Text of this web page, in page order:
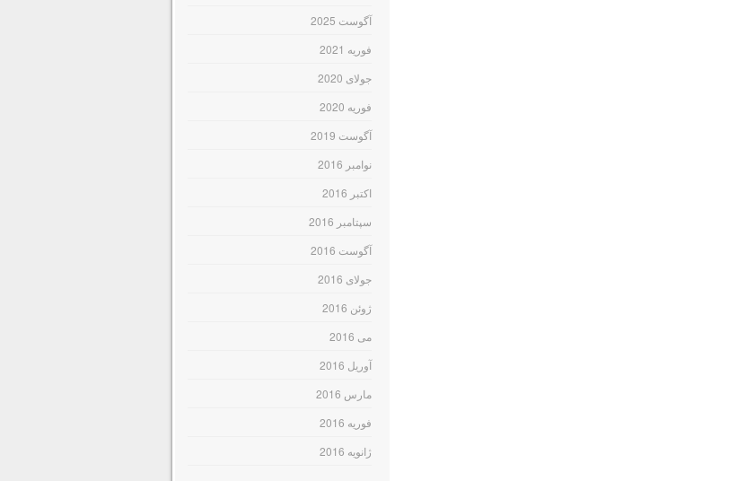
آگوست 2025
فوریه 2021
جولای 2020
فوریه 2020
آگوست 2019
نوامبر 2016
اکتبر 2016
سپتامبر 2016
آگوست 2016
جولای 2016
ژوئن 2016
می 2016
آوریل 2016
مارس 2016
فوریه 2016
ژانویه 2016